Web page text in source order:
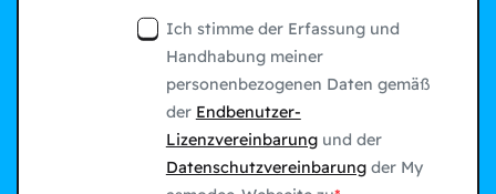
Ich stimme der Erfassung und
Handhabung meiner
personenbezogenen Daten gemäß
der Endbenutzer-
Lizenzvereinbarungund der
Datenschutzvereinbarungder My